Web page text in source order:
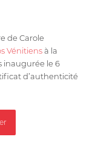
de Carole
Vénitiensà la
inaugurée le 6
d’authenticité